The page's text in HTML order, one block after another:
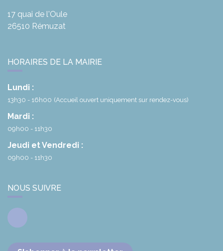
17 quai de l'Oule
26510 Rémuzat
HORAIRES DE LA MAIRIE
Lundi :
13h30 - 16h00 (Accueil ouvert uniquement sur rendez-vous)
Mardi :
09h00 - 11h30
Jeudi et Vendredi :
09h00 - 11h30
NOUS SUIVRE
Facebook